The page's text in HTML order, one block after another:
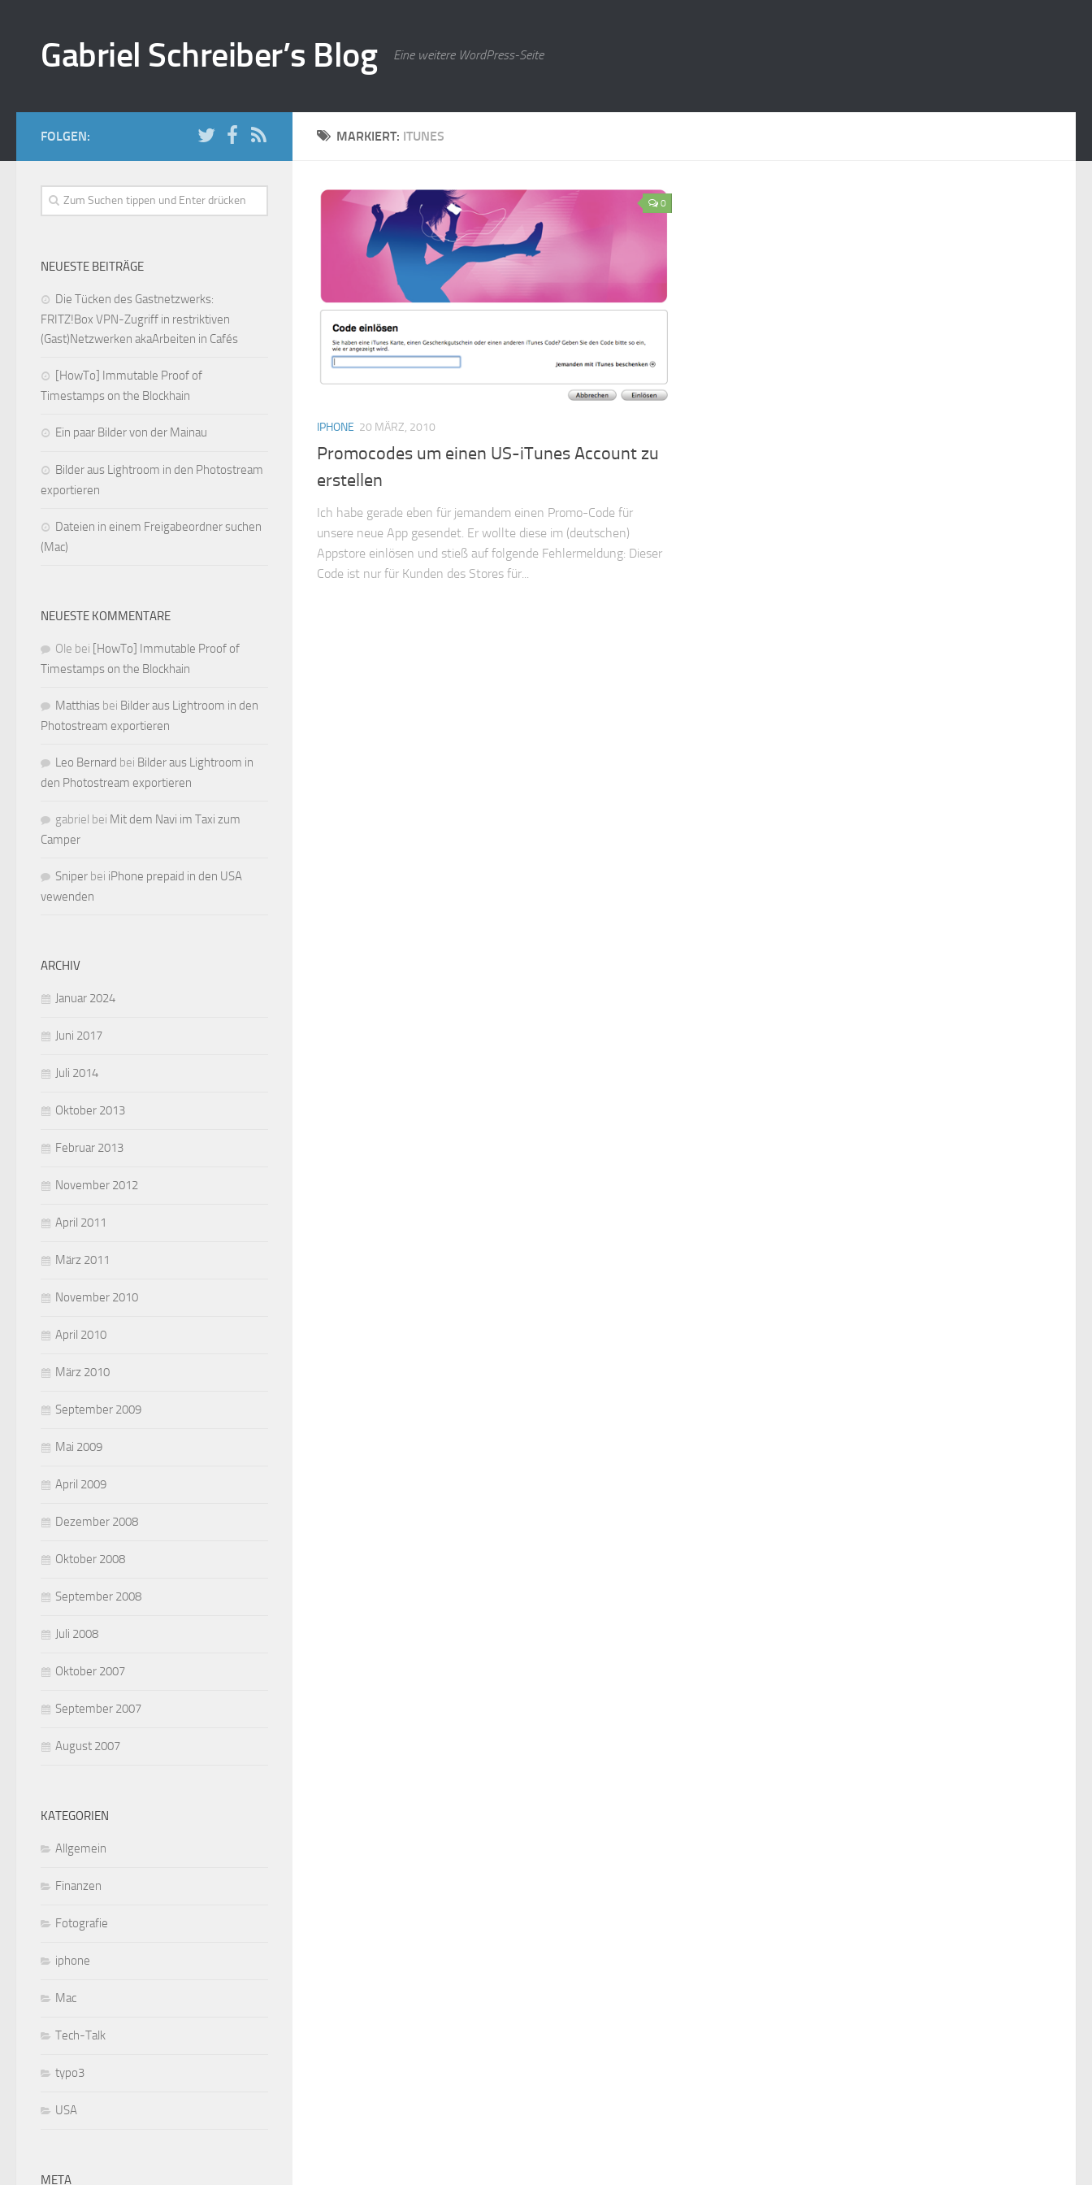
Gabriel Schreiber’s Blog Eine weitere WordPress-Seite
MARKIERT: ITUNES
0
IPHONE 20 MÄRZ, 2010
Promocodes um einen US-iTunes Account zu
erstellen
Ich habe gerade eben für jemandem einen Promo-Code für
unsere neue App gesendet. Er wollte diese im (deutschen)
Appstore einlösen und stieß auf folgende Fehlermeldung: Dieser
Code ist nur für Kunden des Stores für...
FOLGEN:
NEUESTE BEITRÄGE
Die Tücken des Gastnetzwerks:
FRITZ!Box VPN-Zugriff in restriktiven
(Gast)Netzwerken akaArbeiten in Cafés
[HowTo] Immutable Proof of
Timestamps on the Blockhain
Ein paar Bilder von der Mainau
Bilder aus Lightroom in den Photostream
exportieren
Dateien in einem Freigabeordner suchen
(Mac)
NEUESTE KOMMENTARE
Ole bei [HowTo] Immutable Proof of
Timestamps on the Blockhain
Matthias bei Bilder aus Lightroom in den
Photostream exportieren
Leo Bernard bei Bilder aus Lightroom in
den Photostream exportieren
gabriel bei Mit dem Navi im Taxi zum
Camper
Sniper bei iPhone prepaid in den USA
vewenden
ARCHIV
Januar 2024
Juni 2017
Juli 2014
Oktober 2013
Februar 2013
November 2012
April 2011
März 2011
November 2010
April 2010
März 2010
September 2009
Mai 2009
April 2009
Dezember 2008
Oktober 2008
September 2008
Juli 2008
Oktober 2007
September 2007
August 2007
KATEGORIEN
Allgemein
Finanzen
Fotografie
iphone
Mac
Tech-Talk
typo3
USA
META